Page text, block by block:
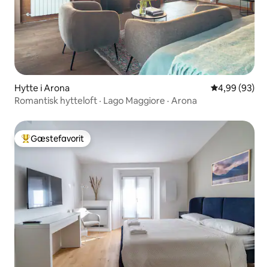
Hytte i Arona 4,99 ud af 5 i
4,99 (93)
Romantisk hytteloft · Lago Maggiore · Arona
Bedste gæstefavorit
Gæstefavorit